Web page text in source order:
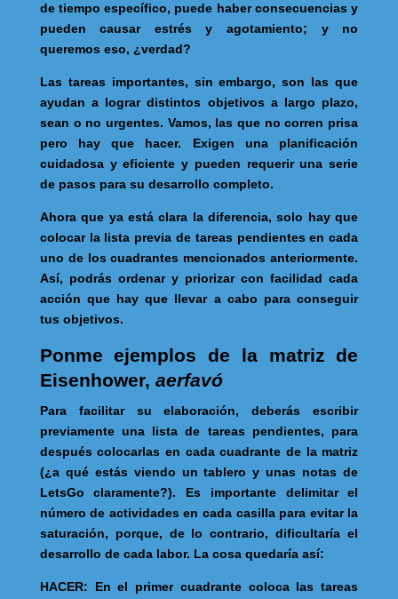
de tiempo específico, puede haber consecuencias y
pueden causar estrés y agotamiento; y no
queremos eso, ¿verdad?
Las tareas importantes, sin embargo, son las que
ayudan a lograr distintos objetivos a largo plazo,
sean o no urgentes. Vamos, las que no corren prisa
pero hay que hacer. Exigen una planificación
cuidadosa y eficiente y pueden requerir una serie
de pasos para su desarrollo completo.
Ahora que ya está clara la diferencia, solo hay que
colocar la lista previa de tareas pendientes en cada
uno de los cuadrantes mencionados anteriormente.
Así, podrás ordenar y priorizar con facilidad cada
acción que hay que llevar a cabo para conseguir
tus objetivos.
Ponme ejemplos de la matriz de
Eisenhower, aerfavó
Para facilitar su elaboración,
deberás escribir
previamente una lista de tareas pendientes, para
después colocarlas en cada cuadrante de la matriz
(¿a qué estás viendo un tablero y unas notas de
LetsGo claramente?). Es importante delimitar el
número de actividades en cada casilla para evitar la
saturación, porque, de lo contrario, dificultaría el
desarrollo de cada labor. La cosa quedaría así:
HACER: En el primer cuadrante coloca las tareas